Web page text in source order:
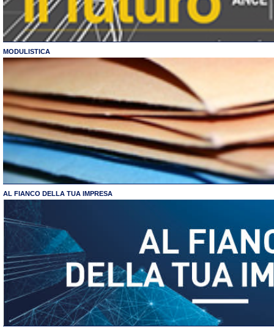
MODULISTICA
AL FIANCO DELLA TUA IMPRESA